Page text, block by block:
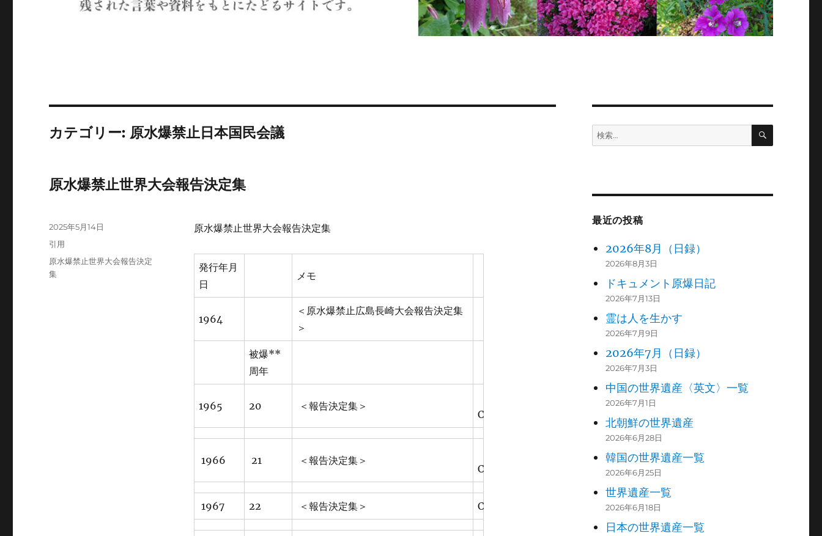
カテゴリー: 原水爆禁止日本国民会議
原水爆禁止世界大会報告決定集
原水爆禁止世界大会報告決定集
発行年月
日
メモ
1964
＜原水爆禁止広島長崎大会報告決定集
＞
被爆**
周年
1965 20 ＜報告決定集＞
C
1966 21 ＜報告決定集＞
C
1967 22 ＜報告決定集＞ C
投
稿
2025年5月14日
フ
ォ
ー
引用
カ
テ
原水爆禁止世界大会報告決定
集
検
索:
検
最近の投稿
2026年8月（日録）
2026年8月3日
ドキュメント原爆日記
2026年7月13日
霊は人を生かす
2026年7月9日
2026年7月（日録）
2026年7月3日
中国の世界遺産〈英文〉一覧
2026年7月1日
北朝鮮の世界遺産
2026年6月28日
韓国の世界遺産一覧
2026年6月25日
世界遺産一覧
2026年6月18日
日本の世界遺産一覧